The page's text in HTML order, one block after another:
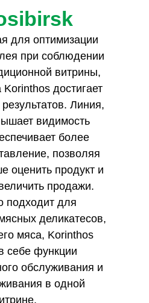
для оптимизации
при соблюдении
витрины,
достигает
Линия,
видимость
более
позволяя
оценить продукт и
продажи.
подходит для
деликатесов,
мяса, Korinthos
себе функции
обслуживания и
в одной